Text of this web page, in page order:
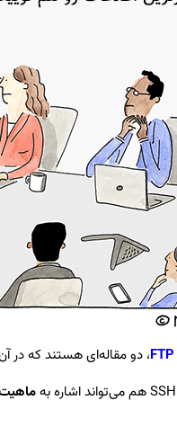
، دو مقاله‌ای هستند که در